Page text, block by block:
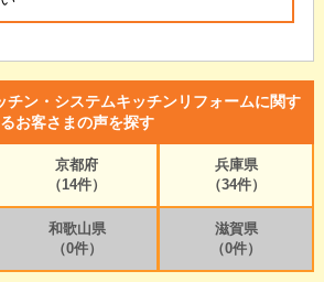
チン・システムキッチンリフォームに関す
るお客さまの声を探す
京都府
（14件）
兵庫県
（34件）
和歌山県
（0件）
滋賀県
（0件）